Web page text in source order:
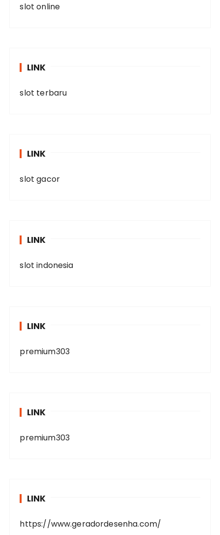
slot online
LINK
slot terbaru
LINK
slot gacor
LINK
slot indonesia
LINK
premium303
LINK
premium303
LINK
https://www.geradordesenha.com/